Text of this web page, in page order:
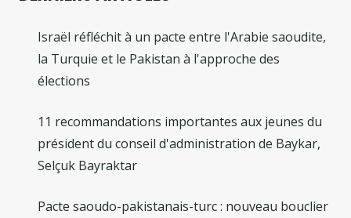
Israël réfléchit à un pacte entre l'Arabie saoudite,
la Turquie et le Pakistan à l'approche des
élections
11 recommandations importantes aux jeunes du
président du conseil d'administration de Baykar,
Selçuk Bayraktar
Pacte saoudo-pakistanais-turc : nouveau bouclier